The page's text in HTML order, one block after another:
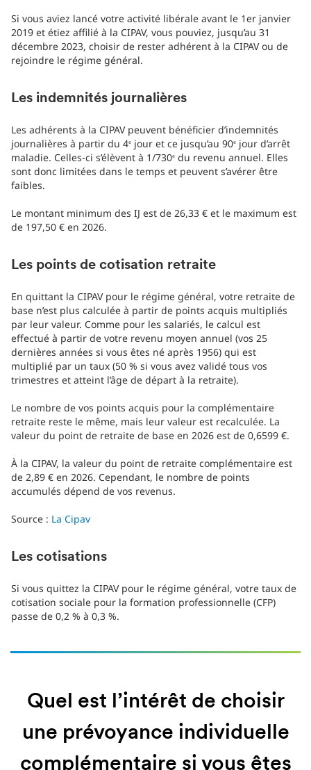
Si vous aviez lancé votre activité libérale avant le 1er janvier
2019 et étiez affilié à la CIPAV, vous pouviez, jusqu’au 31
décembre 2023, choisir de rester adhérent à la CIPAV ou de
rejoindre le régime général.
Les indemnités journalières
Les adhérents à la CIPAV peuvent bénéficier d’indemnités
journalières à partir du 4e jour et ce jusqu’au 90e jour d’arrêt
maladie. Celles-ci s’élèvent à 1/730e du revenu annuel. Elles
sont donc limitées dans le temps et peuvent s’avérer être
faibles.
Le montant minimum des IJ est de 26,33 € et le maximum est
de 197,50 € en 2026.
Les points de cotisation retraite
En quittant la CIPAV pour le régime général, votre retraite de
base n’est plus calculée à partir de points acquis multipliés
par leur valeur. Comme pour les salariés, le calcul est
effectué à partir de votre revenu moyen annuel (vos 25
dernières années si vous êtes né après 1956) qui est
multiplié par un taux (50 % si vous avez validé tous vos
trimestres et atteint l’âge de départ à la retraite).
Le nombre de vos points acquis pour la complémentaire
retraite reste le même, mais leur valeur est recalculée. La
valeur du point de retraite de base en 2026 est de 0,6599 €.
À la CIPAV, la valeur du point de retraite complémentaire est
de 2,89 € en 2026. Cependant, le nombre de points
accumulés dépend de vos revenus.
Source : La Cipav
Les cotisations
Si vous quittez la CIPAV pour le régime général, votre taux de
cotisation sociale pour la formation professionnelle (CFP)
passe de 0,2 % à 0,3 %.
Quel est l’intérêt de choisir
une prévoyance individuelle
complémentaire si vous êtes